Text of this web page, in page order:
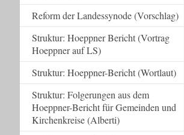
Reform der Landessynode (Vorschlag)
Struktur: Hoeppner Bericht (Vortrag
Hoeppner auf LS)
Struktur: Hoeppner-Bericht (Wortlaut)
Struktur: Folgerungen aus dem
Hoeppner-Bericht für Gemeinden und
Kirchenkreise (Alberti)